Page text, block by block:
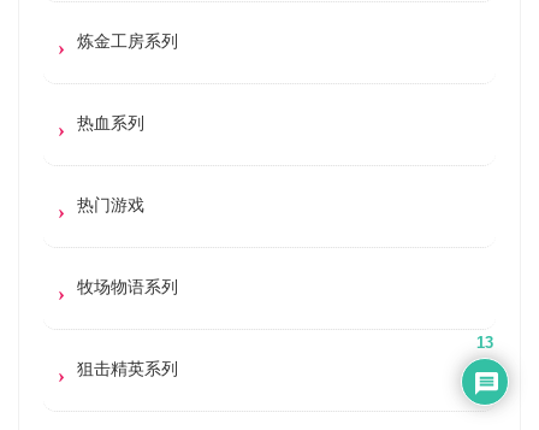
炼金工房系列
热血系列
热门游戏
牧场物语系列
狙击精英系列
13